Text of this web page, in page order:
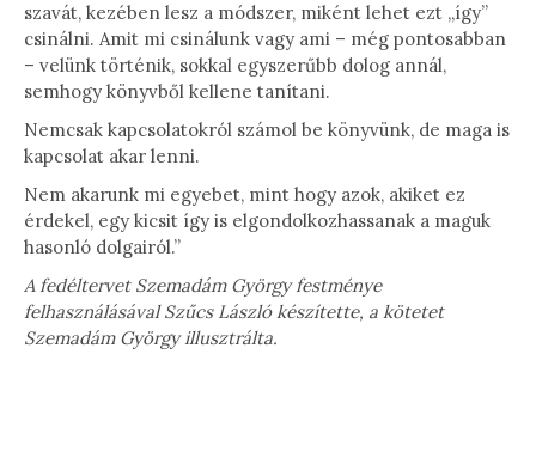
szavát, kezében lesz a módszer, miként lehet ezt „így”
csinálni. Amit mi csinálunk vagy ami – még pontosabban
– velünk történik, sokkal egyszerűbb dolog annál,
semhogy könyvből kellene tanítani.
Nemcsak kapcsolatokról számol be könyvünk, de maga is
kapcsolat akar lenni.
Nem akarunk mi egyebet, mint hogy azok, akiket ez
érdekel, egy kicsit így is elgondolkozhassanak a maguk
hasonló dolgairól.”
A fedéltervet Szemadám György festménye
felhasználásával Szűcs László készítette, a kötetet
Szemadám György illusztrálta.